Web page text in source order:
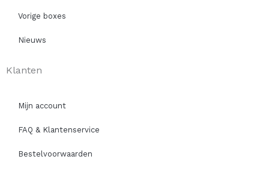
Vorige boxes
Nieuws
Klanten
Mijn account
FAQ & Klantenservice
Bestelvoorwaarden